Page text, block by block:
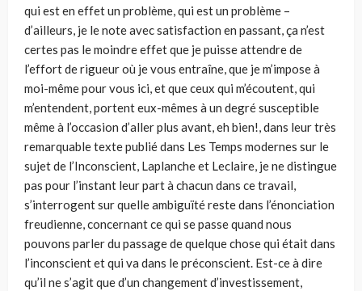
qui est en effet un problème, qui est un problème –
d’ailleurs, je le note avec satisfaction en passant, ça n’est
certes pas le moindre effet que je puisse attendre de
l’effort de rigueur où je vous entraîne, que je m’impose à
moi-même pour vous ici, et que ceux qui m’écoutent, qui
m’entendent, portent eux-mêmes à un degré susceptible
même à l’occasion d’aller plus avant, eh bien!, dans leur très
remarquable texte publié dans Les Temps modernes sur le
sujet de l’Inconscient, Laplanche et Leclaire, je ne distingue
pas pour l’instant leur part à chacun dans ce travail,
s’interrogent sur quelle ambiguïté reste dans l’énonciation
freudienne, concernant ce qui se passe quand nous
pouvons parler du passage de quelque chose qui était dans
l’inconscient et qui va dans le préconscient. Est-ce à dire
qu’il ne s’agit que d’un changement d’investissement,